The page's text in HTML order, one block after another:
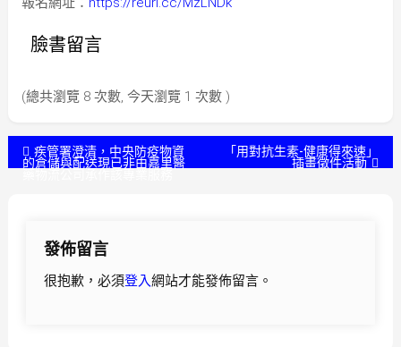
臉書留言
(總共瀏覽 8 次數, 今天瀏覽 1 次數 )
文疾管署澄清，中央防疫物資
的倉儲與配送現已非由嘉里醫
「用對抗生素-健康得來速」
插畫徵件活動
發佈留言
很抱歉，必須登入網站才能發佈留言。